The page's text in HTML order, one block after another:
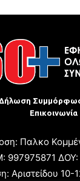
Δήλωση
Επικοινωνία
Παλκο
997975871
Αριστείδου